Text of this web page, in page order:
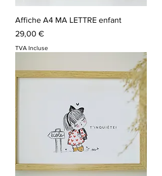
Affiche A4 MA LETTRE enfant
Prix
29,00 €
TVA Incluse